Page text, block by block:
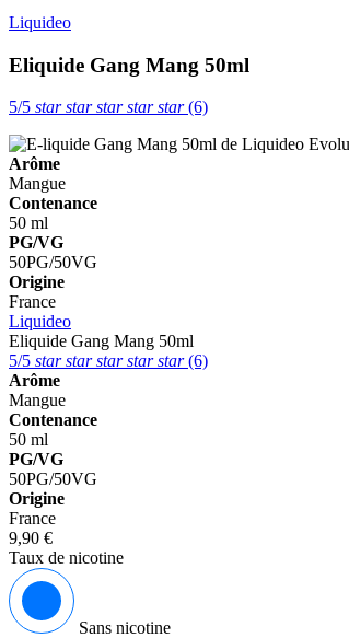
Liquideo
Eliquide Gang Mang 50ml
5/5 starstarstarstarstar(6)
Arôme
Mangue
Contenance
50 ml
PG/VG
50PG/50VG
Origine
France
Liquideo
Eliquide Gang Mang 50ml
5/5 starstarstarstarstar(6)
Arôme
Mangue
Contenance
50 ml
PG/VG
50PG/50VG
Origine
France
9,90 €
Taux de nicotine
Sans nicotine